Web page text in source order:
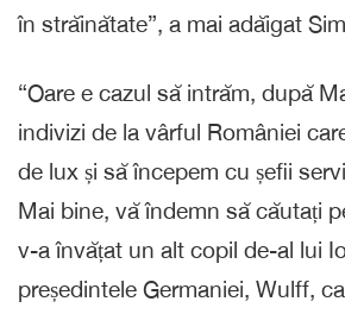
în străinătate”, a mai adăigat
“Oare e cazul să intrăm, după
indivizi de la vârful României
de lux și să începem cu șefii
Mai bine, vă îndemn să căutați
v-a învățat un alt copil de-al lui
președintele Germaniei, Wulff,